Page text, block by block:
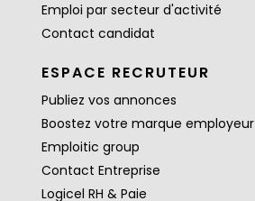
Emploi par secteur d'activité
Contact candidat
ESPACE RECRUTEUR
Publiez vos annonces
Boostez votre marque employeur
Emploitic group
Contact Entreprise
Logicel RH & Paie